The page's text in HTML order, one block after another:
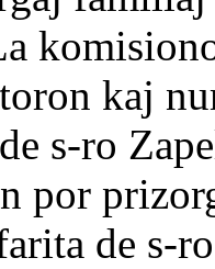
kaj
s-ro
por
de s-